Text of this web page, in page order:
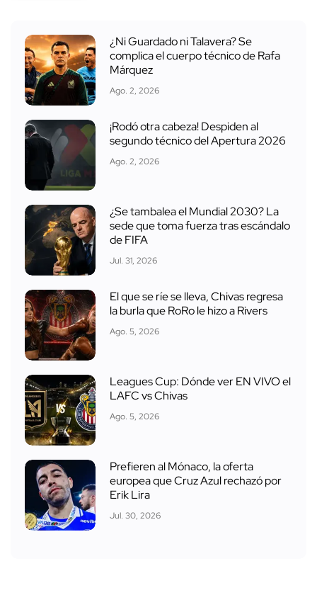
¿Ni Guardado ni Talavera? Se
complica el cuerpo técnico de Rafa
Márquez
Ago. 2, 2026
¡Rodó otra cabeza! Despiden al
segundo técnico del Apertura 2026
Ago. 2, 2026
¿Se tambalea el Mundial 2030? La
sede que toma fuerza tras escándalo
de FIFA
Jul. 31, 2026
El que se ríe se lleva, Chivas regresa
la burla que RoRo le hizo a Rivers
Ago. 5, 2026
Leagues Cup: Dónde ver EN VIVO el
LAFC vs Chivas
Ago. 5, 2026
Prefieren al Mónaco, la oferta
europea que Cruz Azul rechazó por
Erik Lira
Jul. 30, 2026